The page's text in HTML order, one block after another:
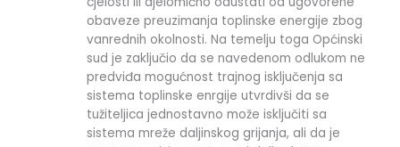
obaveze preuzimanja toplinske energije zbog
vanrednih okolnosti. Na temelju toga Općinski
sud je zaključio da se navedenom odlukom ne
predviđa mogućnost trajnog isključenja sa
sistema toplinske enrgije utvrdivši da se
tužiteljica jednostavno može isključiti sa
sistema mreže daljinskog grijanja, ali da je